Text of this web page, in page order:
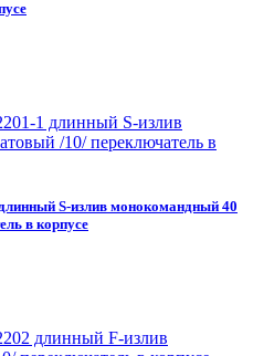
S-излив монокомандный 40
в корпусе